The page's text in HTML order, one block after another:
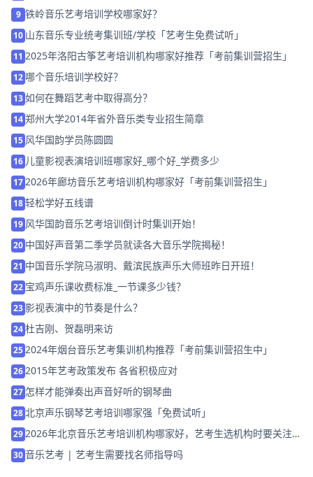
9 铁岭音乐艺考培训学校哪家好？
10 山东音乐专业统考集训班/学校「艺考生免费试听」
11 2025年洛阳古筝艺考培训机构哪家好推荐「考前集训营招生」
12 哪个音乐培训学校好？
13如何在舞蹈艺考中取得高分？
14郑州大学2014年省外音乐类专业招生简章
15 风华国韵学员陈圆圆
16 儿童影视表演培训班哪家好_哪个好_学费多少
17 2026年廊坊音乐艺考培训机构哪家好「考前集训营招生」
18轻松学好五线谱
19 风华国韵音乐艺考培训倒计时集训开始！
20 中国好声音第二季学员就读各大音乐学院揭秘！
21 中国音乐学院马淑明、戴滨民族声乐大师班昨日开班！
22 宝鸡声乐课收费标准_一节课多少钱？
23 影视表演中的节奏是什么？
24杜吉刚、贺磊明来访
25 2024年烟台音乐艺考集训机构推荐「考前集训营招生中」
26 2015年艺考政策发布 各省积极应对
27 怎样才能弹奏出声音好听的钢琴曲
28 北京声乐钢琴艺考培训哪家强「免费试听」
29 2026年北京音乐艺考培训机构哪家好，艺考生选机构时要关注哪
些问题
30音乐艺考 | 艺考生需要找名师指导吗